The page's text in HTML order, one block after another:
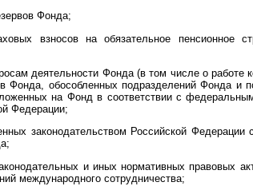
Фонда;
взносов на обязательное пенсионное
деятельности Фонда (в том числе о работе
Фонда, обособленных подразделений Фонда
на Фонд в соответствии с
Федерации;
законодательством Российской Федерации
и иных нормативных правовых
международного сотрудничества;